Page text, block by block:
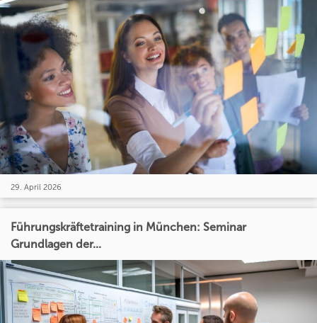
29. April 2026
Führungskräftetraining in München: Seminar
Grundlagen der...